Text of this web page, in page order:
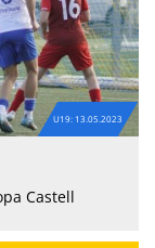
U19: 13.05.2023
Castell